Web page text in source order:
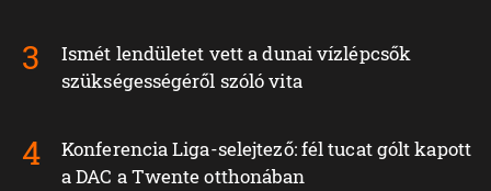
Ismét lendületet vett a dunai vízlépcsők
szükségességéről szóló vita
Konferencia Liga-selejtező: fél tucat gólt kapott
a DAC a Twente otthonában